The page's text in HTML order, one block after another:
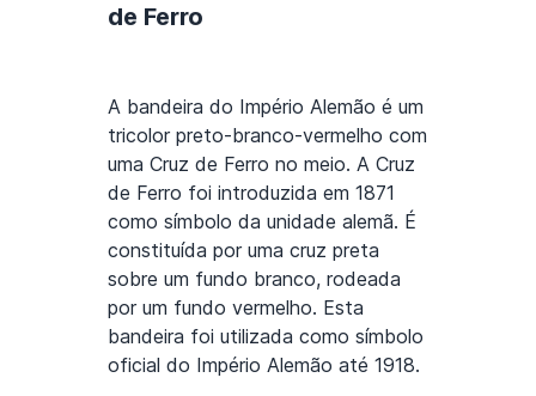
de Ferro
A bandeira do Império Alemão é um
tricolor preto-branco-vermelho com
uma Cruz de Ferro no meio. A Cruz
de Ferro foi introduzida em 1871
como símbolo da unidade alemã. É
constituída por uma cruz preta
sobre um fundo branco, rodeada
por um fundo vermelho. Esta
bandeira foi utilizada como símbolo
oficial do Império Alemão até 1918.